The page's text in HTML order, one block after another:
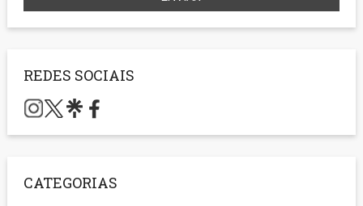
REDES SOCIAIS
CATEGORIAS